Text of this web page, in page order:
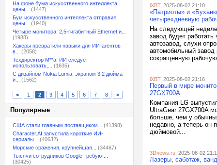
На фоне бума искусственного интеллекта
цены...
(1447)
Бум искусственного интеллекта отправил
цены...
(1940)
Четыре монитора, 2,5-гигабитный Ethernet и...
(1988)
Хакеры превратили навыки для ИИ-агентов
в...
(2058)
Техдиректор M**a: ИИ следует
использовать,...
(1635)
С дизайном Nokia Lumia, экраном 3,2 дюйма
и...
(1562)
< 1 2 3 4 5 6 7 8 >
Популярные
США стали главным поставщиком...
(41398)
Character.AI запустила короткие ИИ-
сериалы...
(40632)
Морские сражения, крупнейшая...
(34467)
Тысячи сотрудников Google требуют...
(30425)
iXBT, 2025-08-02 21:10
«Патриоты» и
четырехдневную
На следующей неделе
завод будет
автозавод, слухи
автомобильный
сокращенную
iXBT, 2025-08-02 21:16
Первый в мире
27GX700A
Компания LG
UltraGear 27GX700A
больше, чем у
недавно, а теперь он
дюймовой...
3Dnews.ru , 2025-08-02
Лазеры, саботаж,